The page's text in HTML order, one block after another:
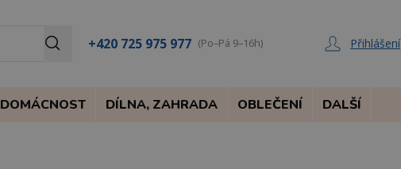
+420 725 975 977 (Po–Pá 9–16h) Přihlášení
DOMÁCNOST DÍLNA, ZAHRADA OBLEČENÍ DALŠÍ